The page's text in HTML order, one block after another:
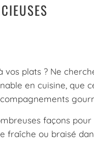
plats ? Ne
en cuisine, que
façons pour
fraîche ou braisé